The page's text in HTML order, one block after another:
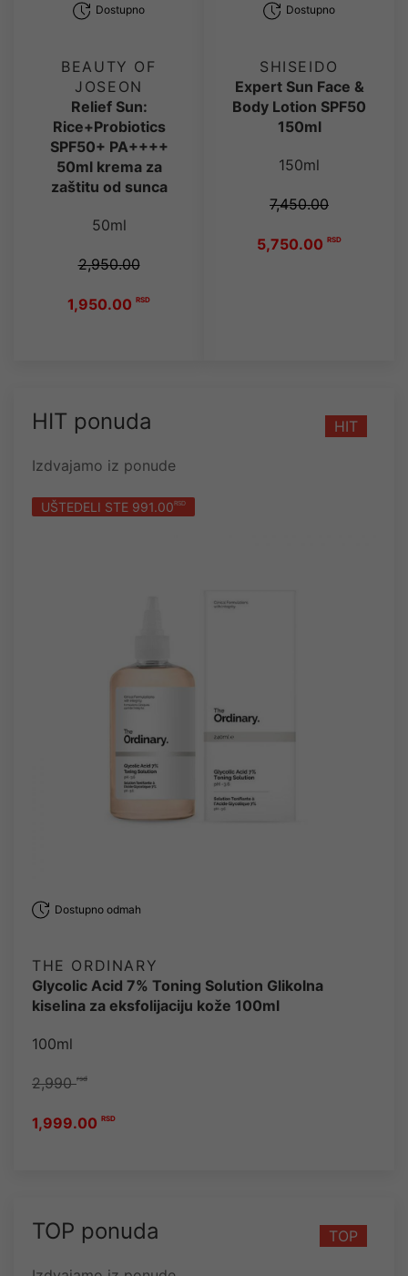
Dostupno
BEAUTY OF
JOSEON
Relief Sun:
Rice+Probiotics
SPF50+ PA++++
50ml krema za
zaštitu od sunca
50ml
2,950.00
1,950.00 RSD
Dostupno
SHISEIDO
Expert Sun Face &
Body Lotion SPF50
150ml
150ml
7,450.00
5,750.00 RSD
HIT
HIT ponuda
Izdvajamo iz ponude
UŠTEDELI STE 991.00RSD
Dostupno odmah
THE ORDINARY
Glycolic Acid 7% Toning Solution Glikolna
kiselina za eksfolijaciju kože 100ml
100ml
2,990rsd
1,999.00 RSD
TOP
TOP ponuda